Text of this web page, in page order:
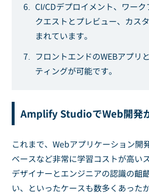
CI/CDデプロイメント、ワー
クエストとプレビュー、カス
まれています。
フロントエンドのWEBアプリ
ティングが可能です。
Amplify StudioでWeb開発
これまで、Webアプリケーション開
ベースなど非常に学習コストが高い
デザイナーとエンジニアの認識の齟
い、といったケースも数多くあった